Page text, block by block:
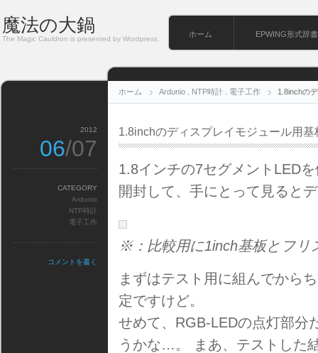
魔法の大鍋
The Magic Cauldron is presented by Wordpress.
ホーム EPWING形式辞書
ホーム Ardunio NTP時計 電子工作 1.8inchの
1.8inchのディスプレイモジュール用
1.8インチの7セグメントLED
開封して、手にとって見ると
※：比較用に1inch基板とフリ
まずはテスト用に組んでから
定ですけど。
せめて、RGB-LEDの点灯部分
うかな…。 まあ、テストした
2012
06/07
CATEGORY
Ardunio
NTP時計
電子工作
コメントを書く